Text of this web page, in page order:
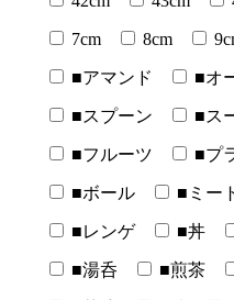
7cm 8cm
■アマンド ■オ
■スプーン ■ス
■フルーツ ■プ
■ボール ■ミー
■レンゲ ■丼
■湯呑 ■煎茶